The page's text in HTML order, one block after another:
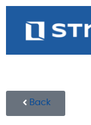
Back